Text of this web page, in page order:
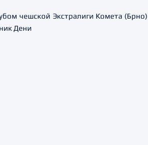
чешской Экстралиги Комета
Дени